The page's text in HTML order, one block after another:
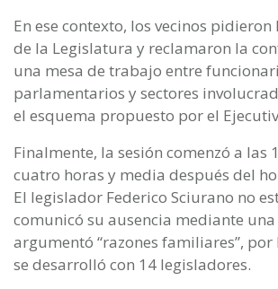
En ese contexto, los vecinos
de la Legislatura y reclamaron la
una mesa de trabajo entre
parlamentarios y sectores
el esquema propuesto por el
Finalmente, la sesión comenzó a las
cuatro horas y media después del
El legislador Federico Sciurano no
comunicó su ausencia mediante
argumentó “razones familiares”, por
se desarrolló con 14 legisladores.